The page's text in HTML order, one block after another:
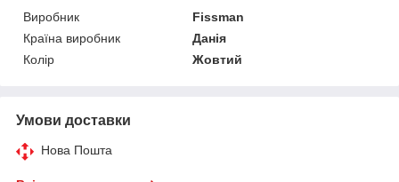
Виробник
Fissman
Країна виробник
Данія
Колір
Жовтий
Умови доставки
Нова Пошта